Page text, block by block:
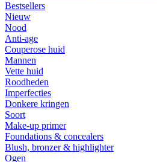
Bestsellers
Nieuw
Nood
Anti-age
Couperose huid
Mannen
Vette huid
Roodheden
Imperfecties
Donkere kringen
Soort
Make-up primer
Foundations & concealers
Blush, bronzer & highlighter
Ogen